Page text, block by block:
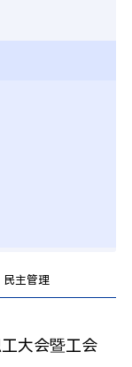
民主管理
大会暨工会